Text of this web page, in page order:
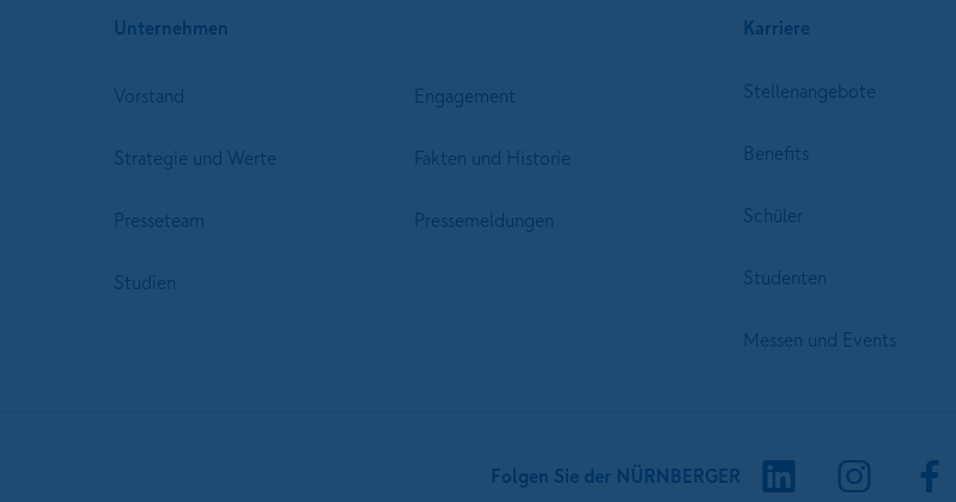
Unternehmen
Vorstand Engagement
Strategie und Werte Fakten und Historie
Presseteam Pressemeldungen
Studien
Karriere
Stellenangebote
Benefits
Schüler
Studenten
Messen und Events
Folgen Sie der NÜRNBERGER